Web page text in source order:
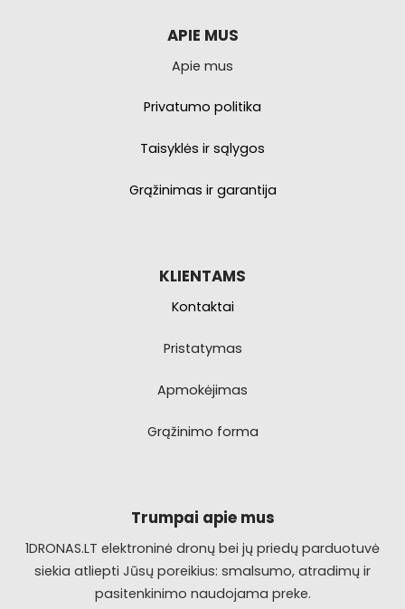
APIE MUS
Apie mus
Privatumo politika
Taisyklės ir sąlygos
Grąžinimas ir garantija
KLIENTAMS
Kontaktai
Pristatymas
Apmokėjimas
Grąžinimo forma
Trumpai apie mus
1DRONAS.LT elektroninė dronų bei jų priedų parduotuvė
siekia atliepti Jūsų poreikius: smalsumo, atradimų ir
pasitenkinimo naudojama preke.